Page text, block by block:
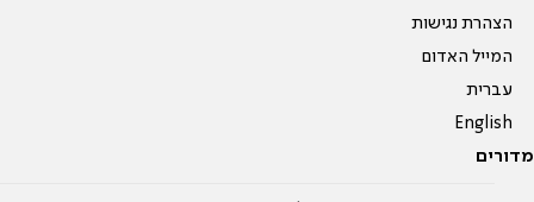
הצהרת נגישות
המייל האדום
עברית
English
מדורים